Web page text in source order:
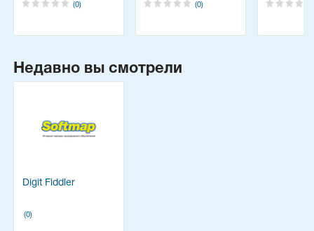
(0) (0)
Недавно вы смотрели
Digit Fiddler
(0)